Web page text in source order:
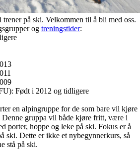
på ski. Velkommen til å bli med oss.
og treningstider:
Født i 2012 og tidligere
en alpingruppe for de som bare vil kjøre
gruppa vil både kjøre fritt, være i
porter, hoppe og leke på ski. Fokus er å
ski. Dette er ikke et nybegynnerkurs, så
stå på ski.